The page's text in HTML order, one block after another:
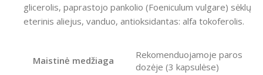
glicerolis, paprastojo pankolio (Foeniculum vulgare) sėklų
eterinis aliejus, vanduo, antioksidantas: alfa tokoferolis.
Maistinė medžiaga
Rekomenduojamoje paros
dozėje (3 kapsulėse)